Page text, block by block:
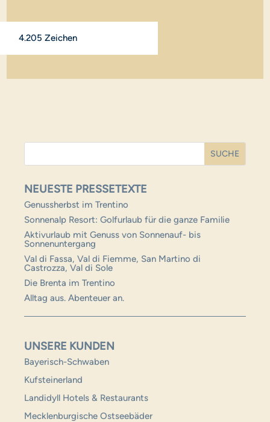
4.205 Zeichen
NEUESTE PRESSETEXTE
Genussherbst im Trentino
Sonnenalp Resort: Golfurlaub für die ganze Familie
Aktivurlaub mit Genuss von Sonnenauf- bis
Sonnenuntergang
Val di Fassa, Val di Fiemme, San Martino di
Castrozza, Val di Sole
Die Brenta im Trentino
Alltag aus. Abenteuer an.
UNSERE KUNDEN
Bayerisch-Schwaben
Kufsteinerland
Landidyll Hotels & Restaurants
Mecklenburgische Ostseebäder